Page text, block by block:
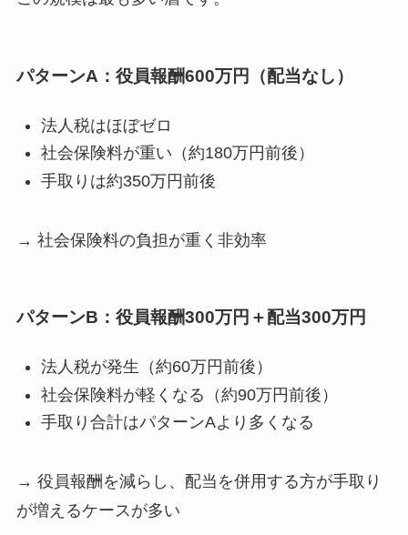
パターンA：役員報酬600万円（配当なし）
法人税はほぼゼロ
社会保険料が重い（約180万円前後）
手取りは約350万円前後
→ 社会保険料の負担が重く非効率
パターンB：役員報酬300万円＋配当300万円
法人税が発生（約60万円前後）
社会保険料が軽くなる（約90万円前後）
手取り合計はパターンAより多くなる
→ 役員報酬を減らし、配当を併用する方が手取り
が増えるケースが多い